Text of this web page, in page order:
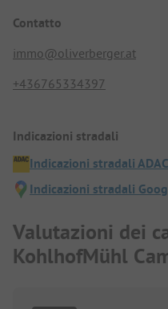
Contatto
immo@oliverberger.at
+436765334397
Indicazioni stradali
Indicazioni stradali ADAC
Indicazioni stradali
Valutazioni dei
KohlhofMühl